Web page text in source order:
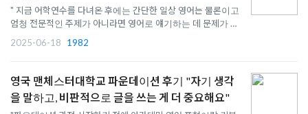
" 지금 어학연수를 다녀온 후에는 간단한 일상 영어는 물론이고
엄청 전문적인 주제가 아니라면 영어로 얘기하는 데 문제가 없
는 것 같습니다."
2025-06-18 1982
영국 맨체스터대학교 파운데이션 후기 "자기 생각
을 말하고, 비판적으로 글을 쓰는 게 더 중요해요"